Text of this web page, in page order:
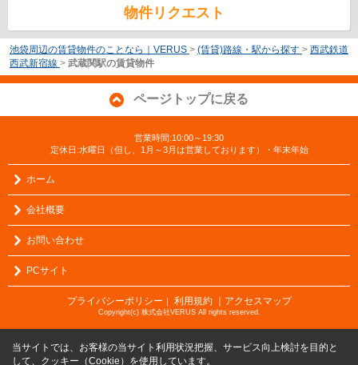
物件リクエスト
池袋周辺の賃貸物件のことなら｜VERUS > (賃貸)路線・駅から探す > 西武鉄道
西武新宿線 > 武蔵関駅の賃貸物件
ページトップに戻る
営業時間:10:00～19:30
定休日:水曜日（但し、1月～3月は営業しております）・年末年始
ホーム
会社概要
お問い合わせ
PCサイト
プライバシーポリシー ｜ 利用規約 ｜アクセスマップ
Copyright(c) 株式会社VERUS All rights reserved.
当サイトでは、お客様の当サイト利用状況把握、サービス向上検討を目的と
して、クッキー（Cookie）を使用しています。